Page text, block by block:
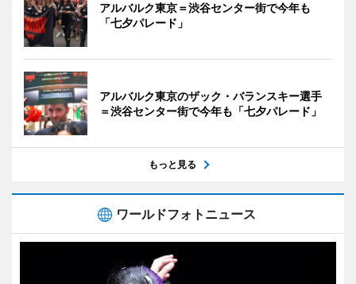
アルバルク東京＝渋谷センター街で今年も
「七夕パレード」
アルバルク東京のザック・バランスキー選手
＝渋谷センター街で今年も「七夕パレード」
もっと見る
ワールドフォトニュース